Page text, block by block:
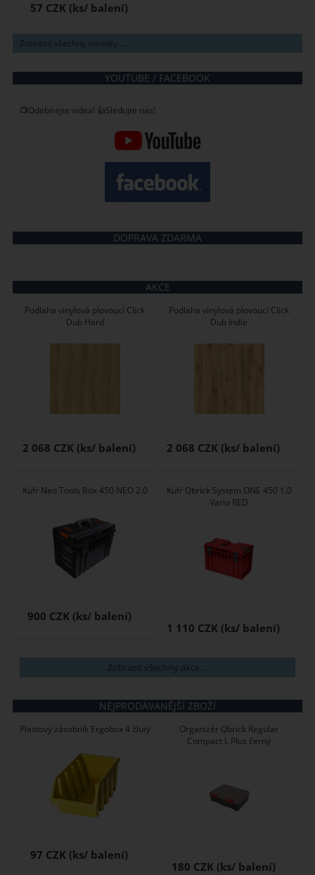
57 CZK
Zobrazit všechny novinky ...
YOUTUBE / FACEBOOK
📺Odebírejte videa! 👍Sledujte nás!
DOPRAVA ZDARMA
AKCE
Podlaha vinylová plovoucí Click
Dub Hard
2 068 CZK
Podlaha vinylová plovoucí Click
Dub Indie
2 068 CZK
Kufr Neo Tools Box 450 NEO 2.0
900 CZK
Kufr Qbrick System ONE 450 1.0
Vario RED
1 110 CZK
Zobrazit všechny akce ...
NEJPRODÁVANĚJŠÍ ZBOŽÍ
Plastový zásobník Ergobox 4 žlutý
97 CZK
Organizér Qbrick Regular
Compact L Plus černý
180 CZK